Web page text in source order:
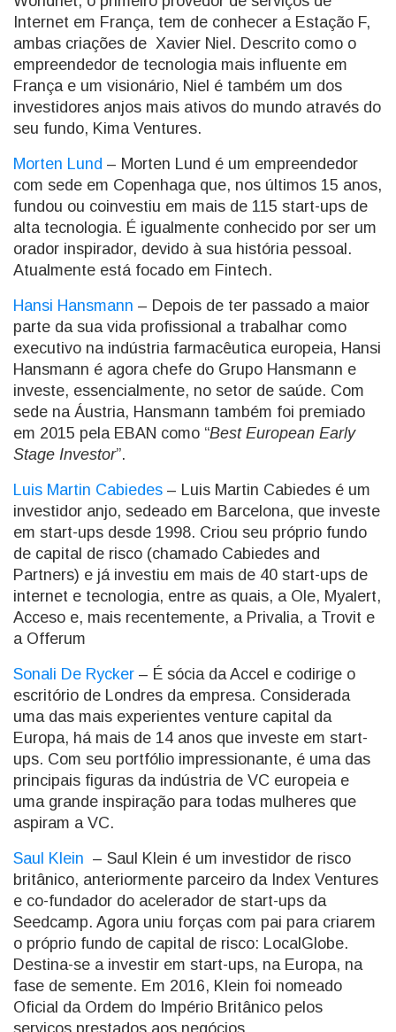
Internet em França, tem de conhecer a Estação F,
ambas criações de Xavier Niel. Descrito como o
empreendedor de tecnologia mais influente em
França e um visionário, Niel é também um dos
investidores anjos mais ativos do mundo através do
seu fundo, Kima Ventures.
Morten Lund – Morten Lund é um empreendedor
com sede em Copenhaga que, nos últimos 15 anos,
fundou ou coinvestiu em mais de 115 start-ups de
alta tecnologia. É igualmente conhecido por ser um
orador inspirador, devido à sua história pessoal.
Atualmente está focado em Fintech.
Hansi Hansmann – Depois de ter passado a maior
parte da sua vida profissional a trabalhar como
executivo na indústria farmacêutica europeia, Hansi
Hansmann é agora chefe do Grupo Hansmann e
investe, essencialmente, no setor de saúde. Com
sede na Áustria, Hansmann também foi premiado
em 2015 pela EBAN como “Best European Early
Stage Investor”.
Luis Martin Cabiedes – Luis Martin Cabiedes é um
investidor anjo, sedeado em Barcelona, que investe
em start-ups desde 1998. Criou seu próprio fundo
de capital de risco (chamado Cabiedes and
Partners) e já investiu em mais de 40 start-ups de
internet e tecnologia, entre as quais, a Ole, Myalert,
Acceso e, mais recentemente, a Privalia, a Trovit e
a Offerum
Sonali De Rycker – É sócia da Accel e codirige o
escritório de Londres da empresa. Considerada
uma das mais experientes venture capital da
Europa, há mais de 14 anos que investe em start-
ups. Com seu portfólio impressionante, é uma das
principais figuras da indústria de VC europeia e
uma grande inspiração para todas mulheres que
aspiram a VC.
Saul Klein – Saul Klein é um investidor de risco
britânico, anteriormente parceiro da Index Ventures
e co-fundador do acelerador de start-ups da
Seedcamp. Agora uniu forças com pai para criarem
o próprio fundo de capital de risco: LocalGlobe.
Destina-se a investir em start-ups, na Europa, na
fase de semente. Em 2016, Klein foi nomeado
Oficial da Ordem do Império Britânico pelos
serviços prestados aos negócios.